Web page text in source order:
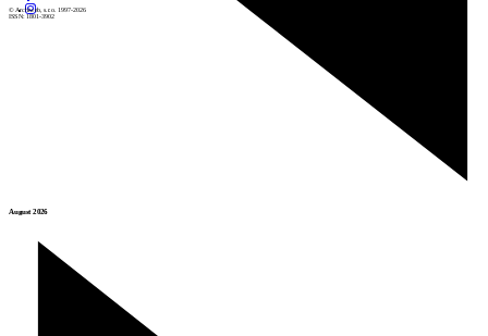
August 2026
© Archiweb, s.r.o. 1997-2026
ISSN: 1801-3902